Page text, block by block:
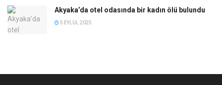
Akyaka’da otel odasında bir kadın ölü bulundu
5 EYLÜL 2025